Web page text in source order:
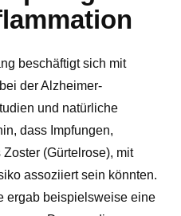
beschäftigt sich mit
der Alzheimer-
und natürliche
dass Impfungen,
(Gürtelrose), mit
assoziiert sein könnten.
ergab beispielsweise eine